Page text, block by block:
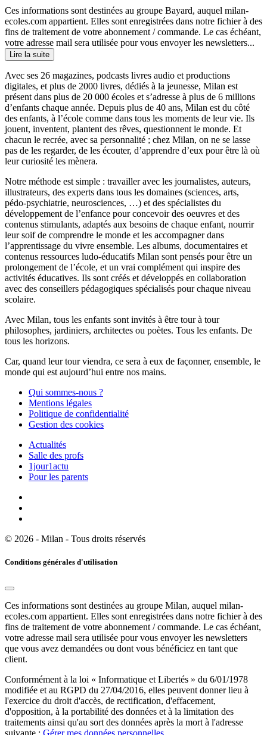
Ces informations sont destinées au groupe Bayard, auquel milan-
ecoles.com appartient. Elles sont enregistrées dans notre fichier à des
fins de traitement de votre abonnement / commande. Le cas échéant,
votre adresse mail sera utilisée pour vous envoyer les newsletters...
Lire la suite
Avec ses 26 magazines, podcasts livres audio et productions
digitales, et plus de 2000 livres, dédiés à la jeunesse, Milan est
présent dans plus de 20 000 écoles et s’adresse à plus de 6 millions
d’enfants chaque année. Depuis plus de 40 ans, Milan est du côté
des enfants, à l’école comme dans tous les moments de leur vie. Ils
jouent, inventent, plantent des rêves, questionnent le monde. Et
chacun le recrée, avec sa personnalité ; chez Milan, on ne se lasse
pas de les regarder, de les écouter, d’apprendre d’eux pour être là où
leur curiosité les mènera.
Notre méthode est simple : travailler avec les journalistes, auteurs,
illustrateurs, des experts dans tous les domaines (sciences, arts,
pédo-psychiatrie, neurosciences, …) et des spécialistes du
développement de l’enfance pour concevoir des oeuvres et des
contenus stimulants, adaptés aux besoins de chaque enfant, nourrir
leur soif de comprendre le monde et les accompagner dans
l’apprentissage du vivre ensemble. Les albums, documentaires et
contenus ressources ludo-éducatifs Milan sont pensés pour être un
prolongement de l’école, et un vrai complément qui inspire des
activités éducatives. Ils sont créés et développés en collaboration
avec des conseillers pédagogiques spécialisés pour chaque niveau
scolaire.
Avec Milan, tous les enfants sont invités à être tour à tour
philosophes, jardiniers, architectes ou poètes. Tous les enfants. De
tous les horizons.
Car, quand leur tour viendra, ce sera à eux de façonner, ensemble, le
monde qui est aujourd’hui entre nos mains.
Qui sommes-nous ?
Mentions légales
Politique de confidentialité
Gestion des cookies
Actualités
Salle des profs
1jour1actu
Pour les parents
© 2026 - Milan - Tous droits réservés
Conditions générales d'utilisation
Ces informations sont destinées au groupe Milan, auquel milan-
ecoles.com appartient. Elles sont enregistrées dans notre fichier à des
fins de traitement de votre abonnement / commande. Le cas échéant,
votre adresse mail sera utilisée pour vous envoyer les newsletters
que vous avez demandées ou dont vous bénéficiez en tant que
client.
Conformément à la loi « Informatique et Libertés » du 6/01/1978
modifiée et au RGPD du 27/04/2016, elles peuvent donner lieu à
l'exercice du droit d'accès, de rectification, d'effacement,
d'opposition, à la portabilité des données et à la limitation des
traitements ainsi qu'au sort des données après la mort à l'adresse
suivante : Gérer mes données personnelles